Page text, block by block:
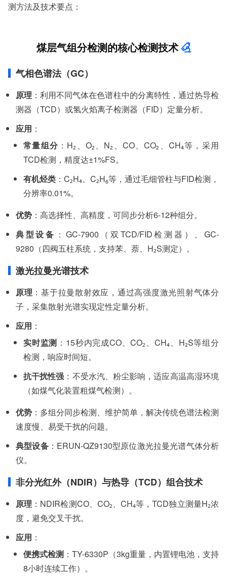
测方法及技术要点：
煤层气组分检测的核心检测技术
气相色谱法（GC）
原理 ：利用不同气体在色谱柱中的分离特性，通过热导检
测器（TCD）或氢火焰离子检测器（FID）定量分析。
应用 ：
常量组分 ：H₂、O₂、N₂、CO、CO₂、CH₄等，采用
TCD检测，精度达±1%FS。
有机烃类 ：C₂H₄、C₂H₆等，通过毛细管柱与FID检测，
分辨率0.01%。
优势 ：高选择性、高精度，可同步分析6-12种组分。
典型设备 ：GC-7900（双TCD/FID检测器）、GC-
9280（四阀五柱系统，支持苯、萘、H₂S测定）。
激光拉曼光谱技术
原理 ：基于拉曼散射效应，通过高强度激光照射气体分
子，采集散射光谱实现定性定量分析。
应用 ：
实时监测 ：15秒内完成CO、CO₂、CH₄、H₂S等组分
检测，响应时间短。
抗干扰性强 ：不受水汽、粉尘影响，适应高温高湿环境
（如煤气化装置粗煤气检测）。
优势 ：多组分同步检测、维护简单，解决传统色谱法检测
速度慢、易受干扰的问题。
典型设备：ERUN-QZ9130型原位激光拉曼光谱气体分析
仪。
非分光红外（NDIR）与热导（TCD）组合技术
原理 ：NDIR检测CO、CO₂、CH₄等，TCD独立测量H₂浓
度，避免交叉干扰。
应用 ：
便携式检测 ：TY-6330P（3kg重量，内置锂电池，支持
8小时连续工作）。